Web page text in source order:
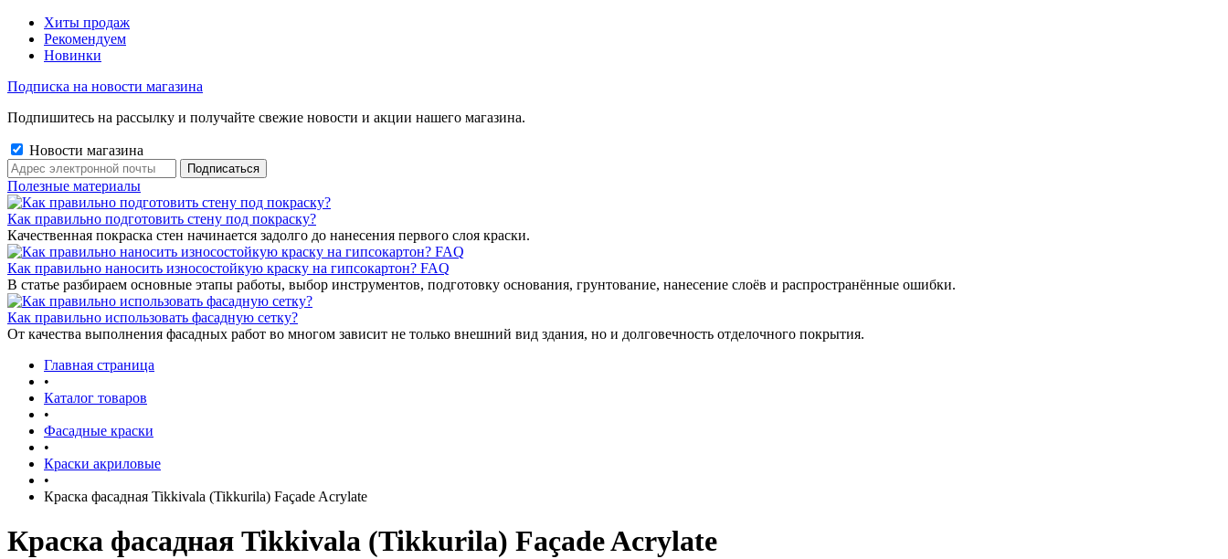
Хиты продаж
Рекомендуем
Новинки
Подписка на новости магазина
Подпишитесь на рассылку и получайте свежие новости и акции нашего магазина.
Новости магазина
Полезные материалы
Как правильно подготовить стену под покраску?
Качественная покраска стен начинается задолго до нанесения первого слоя краски.
Как правильно наносить износостойкую краску на гипсокартон? FAQ
В статье разбираем основные этапы работы, выбор инструментов, подготовку основания, грунтование, нанесение слоёв и распространённые ошибки.
Как правильно использовать фасадную сетку?
От качества выполнения фасадных работ во многом зависит не только внешний вид здания, но и долговечность отделочного покрытия.
Главная страница
•
Каталог товаров
•
Фасадные краски
•
Краски акриловые
•
Краска фасадная Tikkivala (Tikkurila) Façade Acrylate
Краска фасадная Tikkivala (Tikkurila) Façade Acrylate